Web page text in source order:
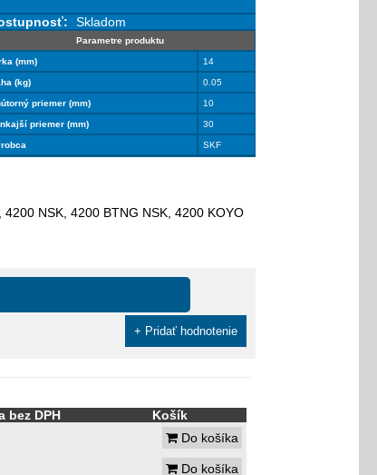
Skladom
Parametre produktu
(mm) 14
(kg) 0.05
priemer (mm) 10
priemer (mm) 30
SKF
NSK, 4200 BTNG NSK, 4200 KOYO
+ Pridať hodnotenie
bez DPH
Košík
Do košíka
Do košíka